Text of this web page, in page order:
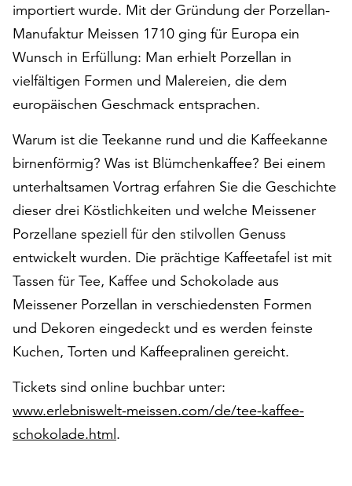
alle
Cookies
zu
akzeptieren.
Sie
können
Einverständnis
jederzeit
ändern
widerrufen.
Dafür
steht
am
Ende
der
Seite
die
Schaltfläche
„Cookie-
Einstellungen“
zur
importiert wurde. Mit der Gründung der Porzellan-
Manufaktur Meissen 1710 ging für Europa ein
Wunsch in Erfüllung: Man erhielt Porzellan in
vielfältigen Formen und Malereien, die dem
europäischen Geschmack entsprachen.
Warum ist die Teekanne rund und die Kaffeekanne
birnenförmig? Was ist Blümchenkaffee? Bei einem
unterhaltsamen Vortrag erfahren Sie die Geschichte
dieser drei Köstlichkeiten und welche Meissener
Porzellane speziell für den stilvollen Genuss
entwickelt wurden. Die prächtige Kaffeetafel ist mit
Tassen für Tee, Kaffee und Schokolade aus
Meissener Porzellan in verschiedensten Formen
und Dekoren eingedeckt und es werden feinste
Kuchen, Torten und Kaffeepralinen gereicht.
Tickets sind online buchbar unter:
www.erlebniswelt-meissen.com/de/tee-kaffee-
schokolade.html.